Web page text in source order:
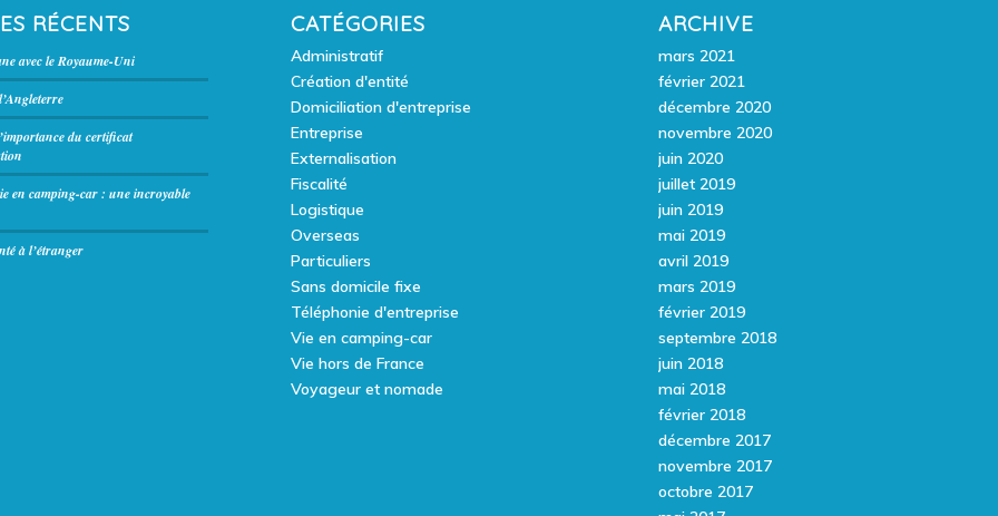
RÉCENTS
avec le Royaume-Uni
du certificat
en camping-car : une incroyable
à l’étranger
CATÉGORIES
Administratif
Création d'entité
Domiciliation d'entreprise
Entreprise
Externalisation
Fiscalité
Logistique
Overseas
Particuliers
Sans domicile fixe
Téléphonie d'entreprise
Vie en camping-car
Vie hors de France
Voyageur et nomade
ARCHIVE
mars 2021
février 2021
décembre 2020
novembre 2020
juin 2020
juillet 2019
juin 2019
mai 2019
avril 2019
mars 2019
février 2019
septembre 2018
juin 2018
mai 2018
février 2018
décembre 2017
novembre 2017
octobre 2017